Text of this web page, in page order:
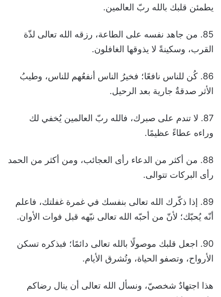
يطمئن قلبك بالله ربّ العالمين.
85. من جاهد نفسه على الطاعة، رزقه الله تعالى لذّة
القرب، وسكينةً لا يذوقها الغافلون.
86. كُن للناس نافعًا؛ فخيرُ الناس أنفعُهم للناس، وطيبُ
الأثر صدقةٌ جارية بعد الرحيل.
87. لا تندم على صبرك، فالله ربّ العالمين يُخفي لك
وراءه عطاءً عظيمًا.
88. من أكثر من الدعاء رأى العجائب، ومن أكثر من الحمد
رأى البركات تتوالى.
89. إذا ذكّرك الله تعالى بنفسك في غمرة غفلتك، فاعلم
أنّه يُحبّك؛ لأنّ من أحبّه الله تعالى نبّهه قبل فوات الأوان.
90. اجعل قلبك موصولًا بالله تعالى دائمًا؛ فبذكره تسكن
الأرواح، وتصفو الحياة، وتُشرق الأيام.
هذا اجتهادٌ شخصيّ، ونسأل الله تعالى أن ينال رضاكم